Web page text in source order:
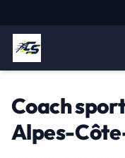
Coach
Alpes-